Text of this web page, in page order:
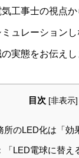
工事士の視点
ュレーション
実態をお伝えし
目次 [非表示]
所のLED化は「効
「LED電球に替え